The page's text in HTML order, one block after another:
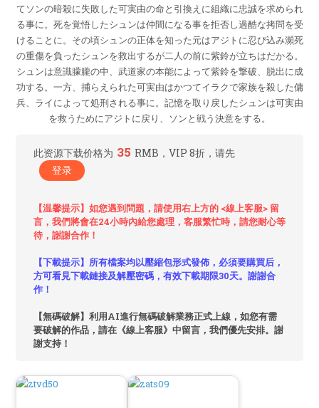
てソンの暗殺に失敗した可実由の命と引換えに組織に忠誠を求められ
る事に。死を覚悟したシュンは仲間になる事を拒否し過酷な拷問を受
けることに。その頃シュンの正体を知った元はアジトに忍び込み瀕死
の重傷を負ったシュンを救出するが二人の前に紫鈴が立ちはだかる。
シュンは意識朦朧の中、武道家の本能によって紫鈴を撃破、脱出に成
功する。一方、捕らえられた可実由はかつてイラクで家族を殺した傭
兵、ライによって処刑される事に。記憶を取り戻したシュンは可実由
を救うためにアジトに戻り、ソンと戦う決意をする。
此资源下载价格为 35 RMB，VIP 8折，请先
登录
【温馨提示】如您遇到問題，請使用右上方的 <線上客服> 留
言，我們將會在24小時內給您處理，客服繁忙時，請您耐心等
待，謝謝合作！
【下載提示】所有檔案均以壓縮包形式發佈，必須要購買后，
方可看見下載鏈接及解壓密碼，有效下載期限30天。謝謝合
作！
【無碼破解】利用AI進行無碼破解業務正式上線，如您有需
要破解的作品，請在《線上客服》中留言，我們優先安排。謝
謝支持！